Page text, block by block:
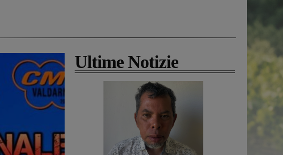
Ultime Notizie